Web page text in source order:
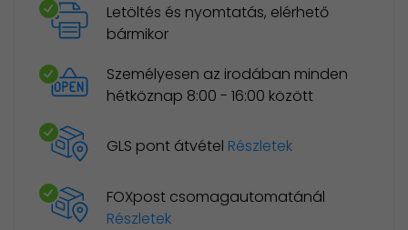
Letöltés és nyomtatás, elérhető
bármikor
Személyesen az irodában minden
hétköznap 8:00 - 16:00 között
GLS pont átvétel Részletek
FOXpost csomagautomatánál
Részletek